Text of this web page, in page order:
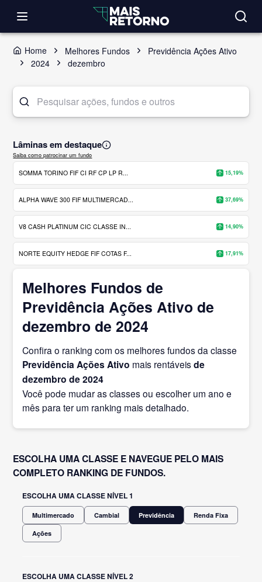
Home Melhores Fundos
Previdência Ações Ativo
2024
dezembro
Lâminas em destaque
Saiba como patrocinar um fundo
SOMMA TORINO FIF CI RF CP LP R... 15,19%
ALPHA WAVE 300 FIF MULTIMERCAD... 37,69%
V8 CASH PLATINUM CIC CLASSE IN... 14,90%
NORTE EQUITY HEDGE FIF COTAS F... 17,91%
Melhores Fundos de
Previdência Ações Ativo de
dezembro de 2024
Confira o ranking com os melhores fundos da classe
Previdência Ações Ativo mais rentáveisde
dezembro de 2024
Você pode mudar as classes ou escolher um ano e
mês para ter um ranking mais detalhado.
ESCOLHA UMA CLASSE E NAVEGUE PELO MAIS
COMPLETO RANKING DE FUNDOS.
ESCOLHA UMA CLASSE NÍVEL 1
Multimercado Cambial Previdência Renda Fixa
Ações
ESCOLHA UMA CLASSE NÍVEL 2